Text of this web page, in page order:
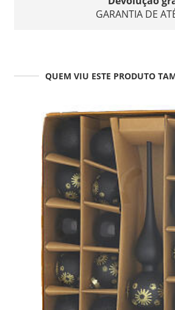
GARANTIA DE
QUEM VIU ESTE PRODUTO